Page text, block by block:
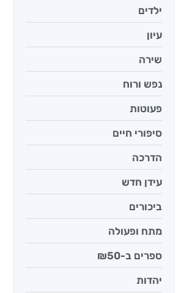
ילדים
עיון
שירה
נפש ורוח
פעוטות
סיפורי חיים
הדרכה
עידן חדש
ביכורים
מתח ופעולה
ספרים ב-₪50
יהדות